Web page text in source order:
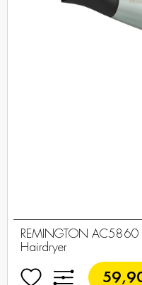
REMINGTON AC5860
Hairdryer